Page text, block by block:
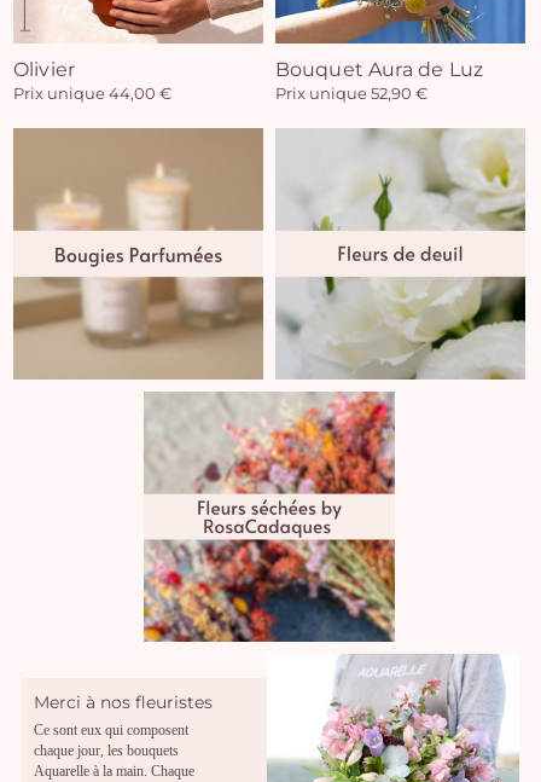
Olivier
Prix unique 44,00 €
Bouquet Aura de Luz
Prix unique 52,90 €
Merci à nos fleuristes
Ce sont eux qui composent
chaque jour, les bouquets
Aquarelle à la main. Chaque